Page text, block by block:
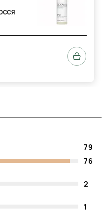
професійні
засіб за
волосся та знизити
стає більш стійким до
важливіша за
або часу витримки.
щільним і стійким до
частоту застосування
та поживними
а додаткові
і м’якість. Важливо не
79
76
2
1